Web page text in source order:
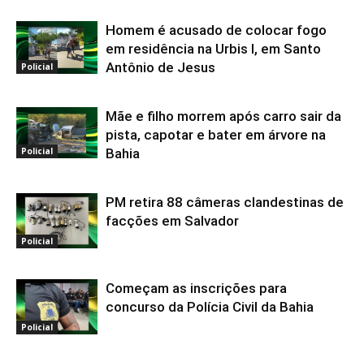
Policial
Homem é acusado de colocar fogo
em residência na Urbis I, em Santo
Antônio de Jesus
Policial
Mãe e filho morrem após carro sair da
pista, capotar e bater em árvore na
Bahia
Policial
PM retira 88 câmeras clandestinas de
facções em Salvador
Policial
Começam as inscrições para
concurso da Polícia Civil da Bahia